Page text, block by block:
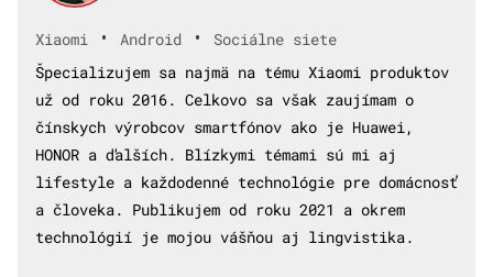
Xiaomi • Android •
Sociálne siete
Špecializujem sa najmä na tému Xiaomi produktov
už od roku 2016. Celkovo sa však zaujímam o
čínskych výrobcov smartfónov ako je Huawei,
HONOR a ďalších. Blízkymi témami sú mi aj
lifestyle a každodenné technológie pre domácnosť
a človeka. Publikujem od roku 2021 a okrem
technológií je mojou vášňou aj lingvistika.